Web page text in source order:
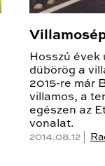
Hosszú évek
dübörög a
2015-re már
villamos, a
egészen az
vonalat.
2014.08.12 |